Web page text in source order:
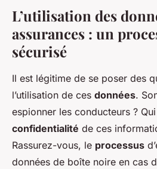
L’utilisation des
assurances : un
sécurisé
Il est légitime de se poser des
l’utilisation de ces données.
espionner les conducteurs ?
confidentialité de ces
Rassurez-vous, le processus
données de boîte noire en cas